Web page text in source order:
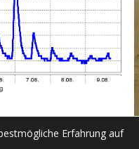
Erfahrung auf